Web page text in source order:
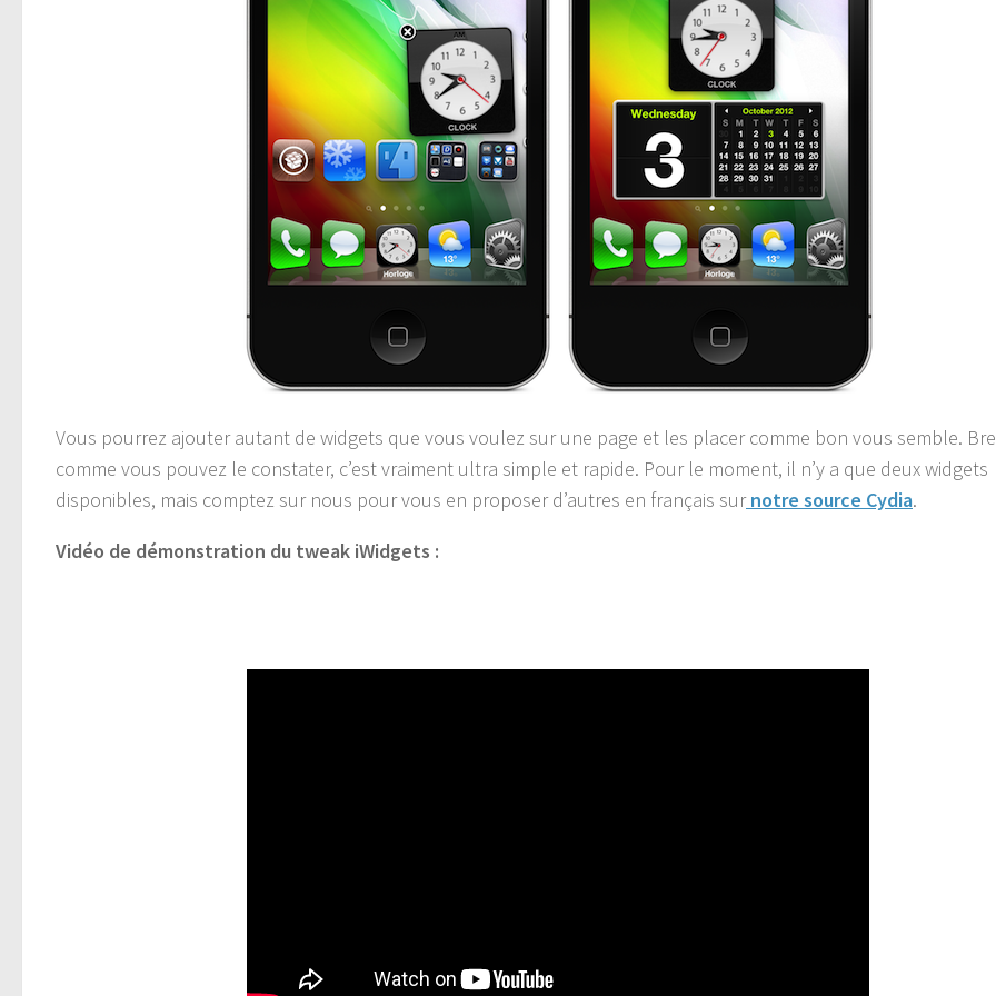
Vous pourrez ajouter autant de widgets que vous voulez sur une page et les placer comme bon vous semble.
comme vous pouvez le constater, c’est vraiment ultra simple et rapide. Pour le moment, il n’y a que deux widgets
disponibles, mais comptez sur nous pour vous en proposer d’autres en français surnotre source Cydia.
Vidéo de démonstration du tweak iWidgets :